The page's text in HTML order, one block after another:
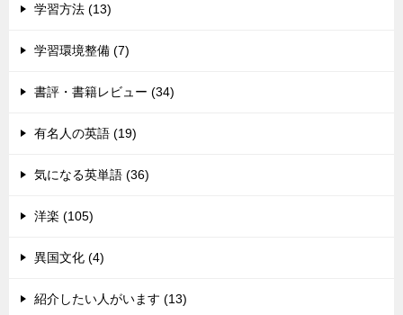
学習方法 (13)
学習環境整備 (7)
書評・書籍レビュー (34)
有名人の英語 (19)
気になる英単語 (36)
洋楽 (105)
異国文化 (4)
紹介したい人がいます (13)